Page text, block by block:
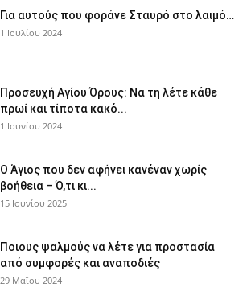
Για αυτούς που φοράνε Σταυρό στο λαιμό…
1 Ιουλίου 2024
Προσευχή Αγίου Όρους: Να τη λέτε κάθε
πρωί και τίποτα κακό...
1 Ιουνίου 2024
Ο Άγιος που δεν αφήνει κανέναν χωρίς
βοήθεια – Ό,τι κι...
15 Ιουνίου 2025
Ποιους ψαλμούς να λέτε για προστασία
από συμφορές και αναποδιές
29 Μαΐου 2024